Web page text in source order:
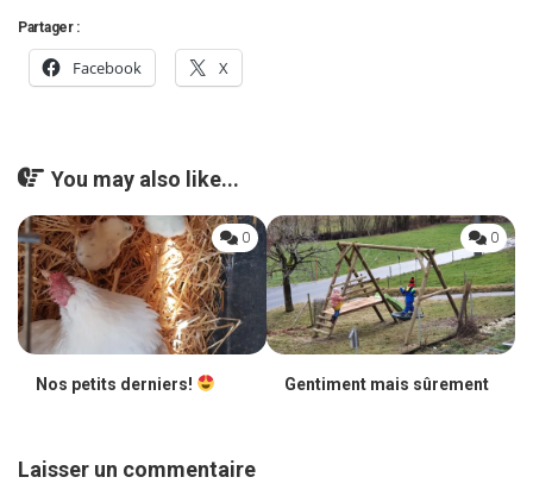
Partager :
Facebook X
You may also like...
0
Nos petits derniers!
0
Gentiment mais sûrement
Laisser un commentaire